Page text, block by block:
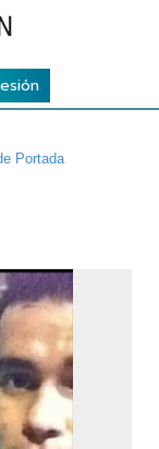
Portada